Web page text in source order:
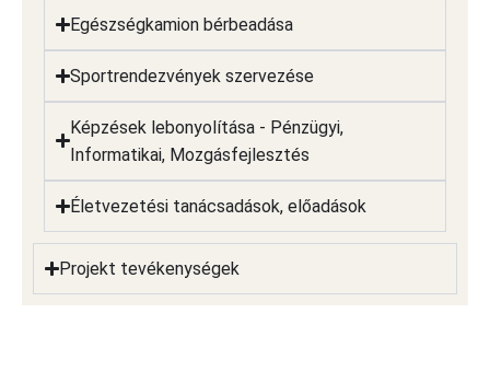
Egészségkamion bérbeadása
Sportrendezvények szervezése
Képzések lebonyolítása - Pénzügyi,
Informatikai, Mozgásfejlesztés
Életvezetési tanácsadások, előadások
Projekt tevékenységek